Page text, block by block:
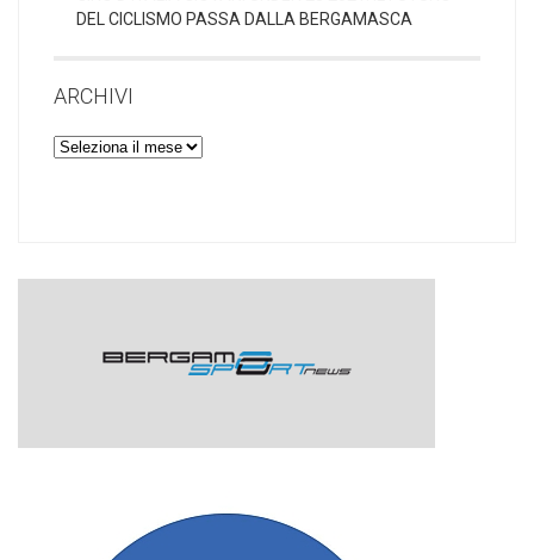
DEL CICLISMO PASSA DALLA BERGAMASCA
ARCHIVI
Archivi